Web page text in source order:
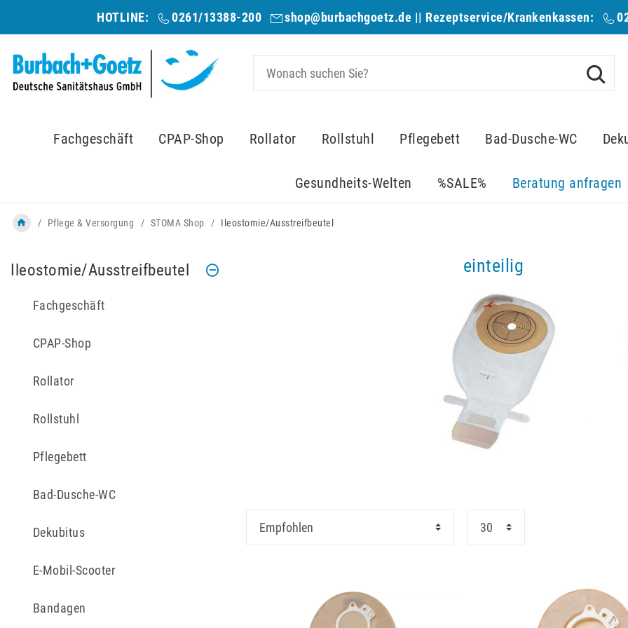
HOTLINE: 0261/13388-200 shop@burbachgoetz.de || Rezeptservice/Krankenkassen:
Fachgeschäft CPAP-Shop Rollator Rollstuhl Pflegebett Bad-Dusche-WC
Gesundheits-Welten %SALE% Beratung anfragen
Pflege & Versorgung STOMA Shop Ileostomie/Ausstreifbeutel
Ileostomie/Ausstreifbeutel
Fachgeschäft
CPAP-Shop
Rollator
Rollstuhl
Pflegebett
Bad-Dusche-WC
Dekubitus
E-Mobil-Scooter
Bandagen
einteilig